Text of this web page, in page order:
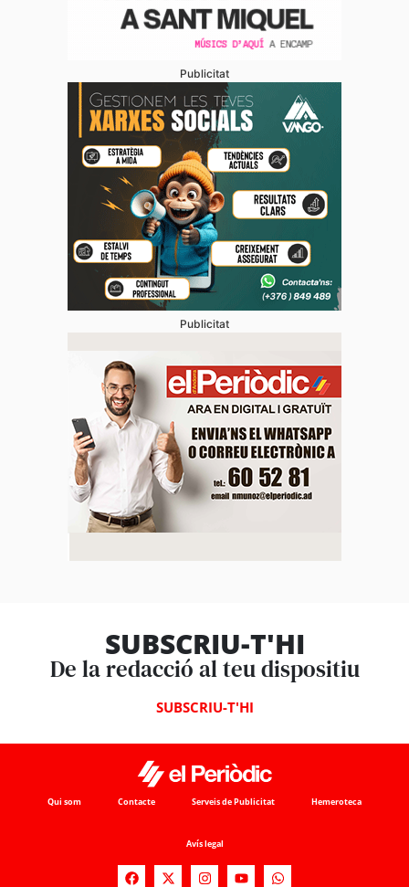
Publicitat
Publicitat
SUBSCRIU-T'HI
De la redacció al teu dispositiu
SUBSCRIU-T'HI
Qui som Contacte Serveis de Publicitat Hemeroteca
Avís legal